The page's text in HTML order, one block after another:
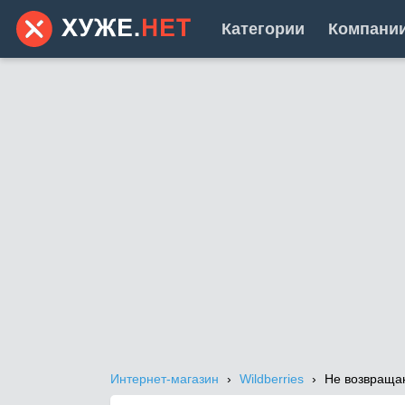
Категории
Интернет-магазин Wildberries Не